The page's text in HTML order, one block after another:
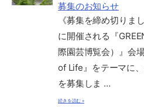
募集のお知らせ
《募集を締め切りま
に開催される『
際園芸博覧会）』会
of Life』をテーマに
を募集しま …
続きを読む »